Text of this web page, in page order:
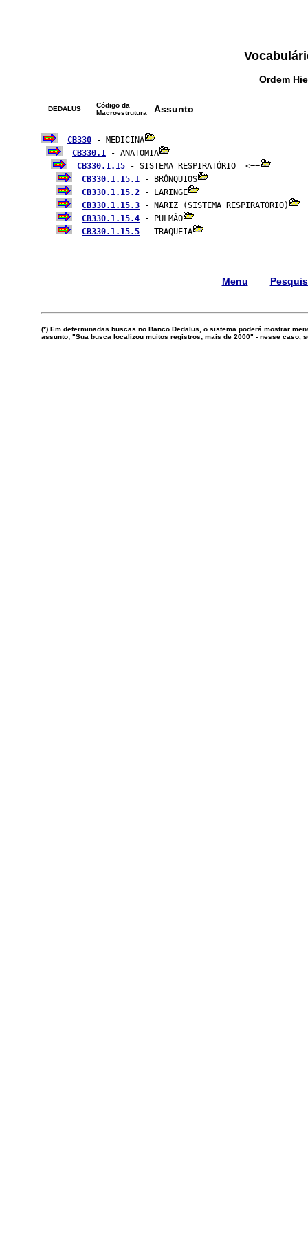
Ordem
DEDALUS
Código da
Macroestrutura
Assunto
CB330 - MEDICINA
CB330.1 - ANATOMIA
CB330.1.15 - SISTEMA RESPIRATÓRIO  <==
CB330.1.15.1 - BRÔNQUIOS
CB330.1.15.2 - LARINGE
CB330.1.15.3 - NARIZ (SISTEMA RESPIRATÓRIO)
CB330.1.15.4 - PULMÃO
CB330.1.15.5 - TRAQUEIA
Menu
(*) Em determinadas buscas no Banco Dedalus, o sistema poderá mostrar
assunto; "Sua busca localizou muitos registros; mais de 2000" - nesse caso,